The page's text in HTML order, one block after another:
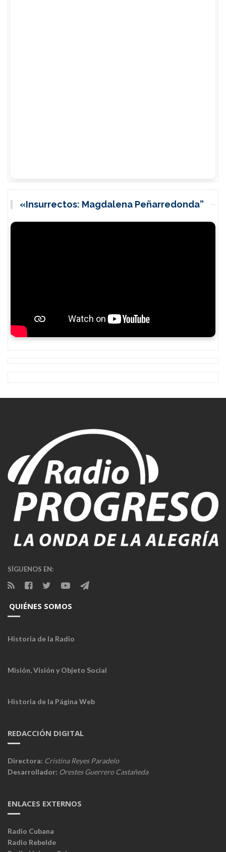
«Insurrectos: Magdalena Peñarredonda”
SÍGUENOS EN:
QUIÉNES SOMOS
Historia de la Radio
Misión, Visión y Objeto Social
Historia de la Página Web
REDACCIÓN DIGITAL
Directora: Cristina Reyes Paradelo
Desarrollador: Orestes Guerrero Castañeda
ENLACES EXTERNOS
Radio Cubana
Radio Rebelde